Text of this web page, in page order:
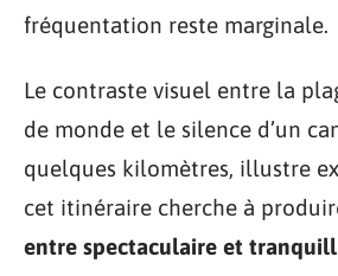
fréquentation reste marginale.
Le contraste visuel entre la
de monde et le silence d’un
quelques kilomètres, illustre
cet itinéraire cherche à
entre spectaculaire et